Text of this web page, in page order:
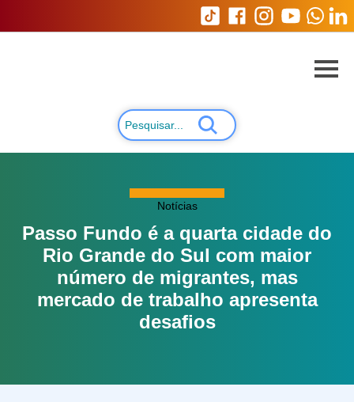
Notícias
Passo Fundo é a quarta cidade do
Rio Grande do Sul com maior
número de migrantes, mas
mercado de trabalho apresenta
desafios